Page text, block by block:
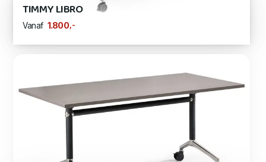
TIMMY LIBRO
Vanaf 1.800 ,-